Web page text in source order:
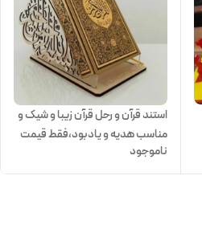
استند قرآن و رحل قرآن زیبا و شیک و
مناسب هدیه و یادبود،فقط قیمت
استند میباشد،بدون قرآن این قیمت
میباشد
ناموجود